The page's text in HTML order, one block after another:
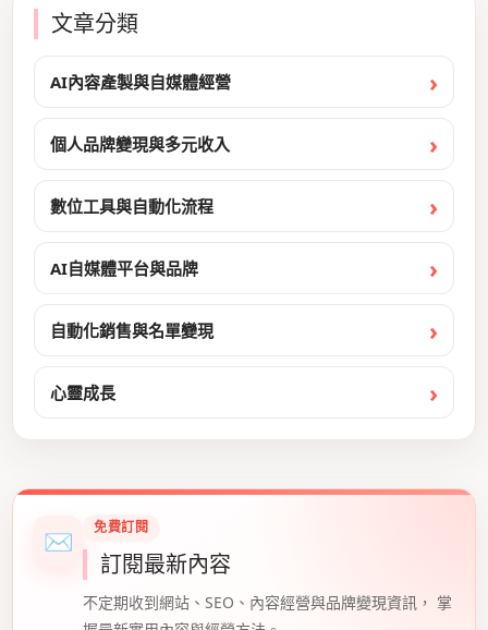
文章分類
AI內容產製與自媒體經營
個人品牌變現與多元收入
數位工具與自動化流程
AI自媒體平台與品牌
自動化銷售與名單變現
心靈成長
✉ 免費訂閱
訂閱最新內容
不定期收到網站、SEO、內容經營與品牌變現資訊， 掌